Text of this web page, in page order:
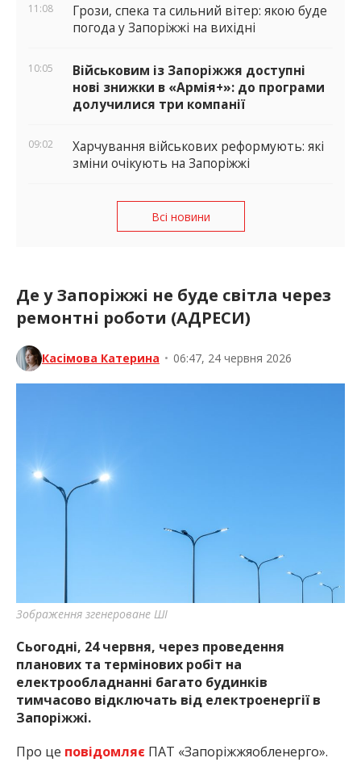
11:08
Грози, спека та сильний вітер: якою буде
погода у Запоріжжі на вихідні
10:05
Військовим із Запоріжжя доступні
нові знижки в «Армія+»: до програми
долучилися три компанії
09:02
Харчування військових реформують: які
зміни очікують на Запоріжжі
Всі новини
Де у Запоріжжі не буде світла через
ремонтні роботи (АДРЕСИ)
Касімова Катерина • 06:47, 24 червня 2026
Зображення згенероване ШІ
Сьогодні, 24 червня, через проведення
планових та термінових робіт на
електрообладнанні багато будинків
тимчасово відключать від електроенергії в
Запоріжжі.
Про це повідомляє ПАТ «Запоріжжяобленерго».